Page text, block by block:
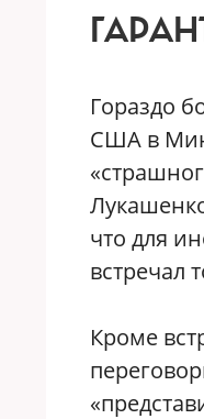
Гораздо
США в
что для
встречал
Кроме